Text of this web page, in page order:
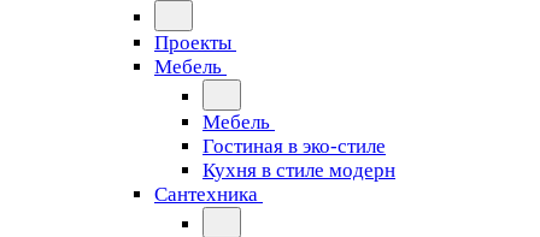
Проекты
Мебель
Мебель
Гостиная в эко-стиле
Кухня в стиле модерн
Сантехника